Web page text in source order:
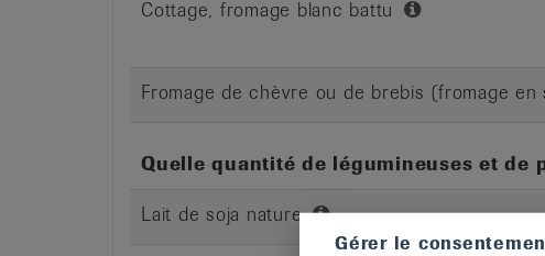
Cottage, fromage blanc battu
Fromage de chèvre ou de brebis (fromage en
Quelle quantité de légumineuses et de
Lait de soja nature
Gérer le